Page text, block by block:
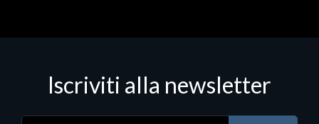
Iscriviti alla newsletter